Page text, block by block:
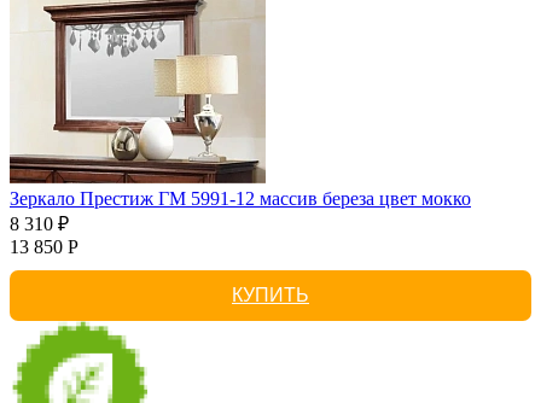
Зеркало Престиж ГМ 5991-12 массив береза цвет мокко
8 310 ₽
13 850 Р
КУПИТЬ